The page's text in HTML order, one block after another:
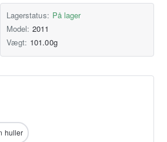
Lagerstatus: På lager
Model: 2011
Vægt: 101.00g
huller